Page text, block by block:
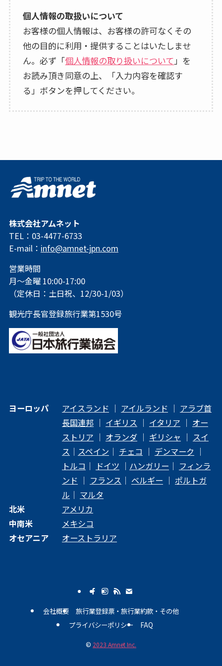
個人情報の取扱いについて
お客様の個人情報は、お客様の許可なくその
他の目的に利用・提供することはいたしませ
ん。必ず「個人情報の取り扱いについて 」を
お読み頂き同意の上、「入力内容を確認す
る」ボタンを押してください。
株式会社アムネット
TEL：03-4477-6733
E-mail： info@amnet-jpn.com
営業時間
月～金曜 10:00-17:00
（定休日：土日祝、12/30-1/03）
観光庁長官登録旅行業第1530号
ヨーロッパ アイスランド ｜ アイルランド ｜ アラブ首
長国連邦｜ イギリス ｜ イタリア ｜ オー
ストリア ｜ オランダ｜ ギリシャ ｜ スイ
ス ｜ スペイン ｜ チェコ ｜ デンマーク ｜
トルコ ｜ ドイツ ｜ ハンガリー ｜ フィンラ
ンド ｜ フランス ｜ ベルギー ｜ ポルトガ
ル ｜ マルタ
北米
アメリカ
中南米
メキシコ
オセアニア
オーストラリア
会社概要
旅行業登録票・旅行業約款・その他
プライバシーポリシー
FAQ
© 2023 Amnet Inc.